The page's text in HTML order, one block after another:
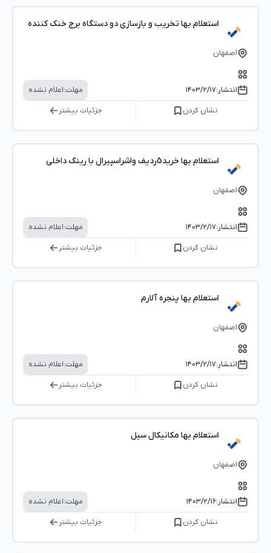
استعلام بها تخریب و بازسازی دو دستگاه برج خنک کننده
اصفهان
انتشار:۱۴۰۳/۲/۱۷ مهلت:اعلام نشده
نشان کردن جزئیات بیشتر
استعلام بها خرید5ردیف واشراسپیرال با رینگ داخلی
اصفهان
انتشار:۱۴۰۳/۲/۱۷ مهلت:اعلام نشده
نشان کردن جزئیات بیشتر
استعلام بها پنجره آلارم
اصفهان
انتشار:۱۴۰۳/۲/۱۷ مهلت:اعلام نشده
نشان کردن جزئیات بیشتر
استعلام بها مکانیکال سیل
اصفهان
انتشار:۱۴۰۳/۲/۱۶ مهلت:اعلام نشده
نشان کردن جزئیات بیشتر